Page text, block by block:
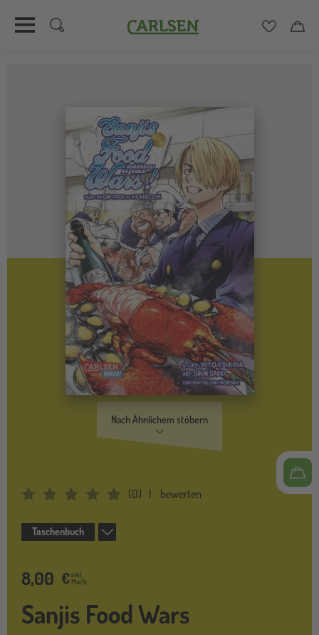
Carlsen
Nach Ähnlichem stöbern
Average Rating: 0 (0) bewerten
Taschenbuch
8,00 €inkl.
MwSt.
Sanjis Food Wars